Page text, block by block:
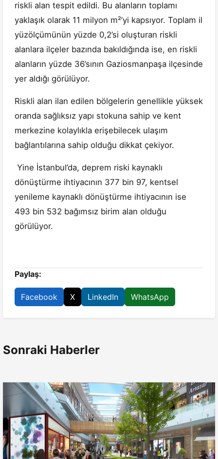
riskli alan tespit edildi. Bu alanların toplamı
yaklaşık olarak 11 milyon m²’yi kapsıyor. Toplam il
yüzölçümünün yüzde 0,2’si oluşturan riskli
alanlara ilçeler bazında bakıldığında ise, en riskli
alanların yüzde 36’sının Gaziosmanpaşa ilçesinde
yer aldığı görülüyor.
Riskli alan ilan edilen bölgelerin genellikle yüksek
oranda sağlıksız yapı stokuna sahip ve kent
merkezine kolaylıkla erişebilecek ulaşım
bağlantılarına sahip olduğu dikkat çekiyor.
Yine İstanbul’da, deprem riski kaynaklı
dönüştürme ihtiyacının 377 bin 97, kentsel
yenileme kaynaklı dönüştürme ihtiyacının ise
493 bin 532 bağımsız birim alan olduğu
görülüyor.
Paylaş:
Facebook X LinkedIn WhatsApp
Sonraki Haberler